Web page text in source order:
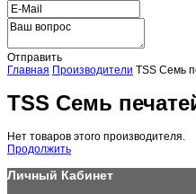
Отправить
Главная Производители TSS Семь
TSS Семь
Нет товаров этого производителя.
Продолжить
Личный Кабинет